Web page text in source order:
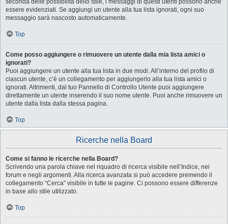
seconda delle possibilità dello stile, i messaggi di questi utenti possono anche
essere evidenziati. Se aggiungi un utente alla tua lista ignorati, ogni suo
messaggio sarà nascosto automaticamente.
Top
Come posso aggiungere o rimuovere un utente dalla mia lista amici o
ignorati?
Puoi aggiungere un utente alla tua lista in due modi. All’interno del profilo di
ciascun utente, c’è un collegamento per aggiungerlo alla tua lista amici o
ignorati. Altrimenti, dal tuo Pannello di Controllo Utente puoi aggiungere
direttamente un utente inserendo il suo nome utente. Puoi anche rimuovere un
utente dalla lista dalla stessa pagina.
Top
Ricerche nella Board
Come si fanno le ricerche nella Board?
Scrivendo una parola chiave nel riquadro di ricerca visibile nell’Indice, nei
forum e negli argomenti. Alla ricerca avanzata si può accedere premendo il
collegamento “Cerca” visibile in tutte le pagine. Ci possono essere differenze
in base allo stile utilizzato.
Top